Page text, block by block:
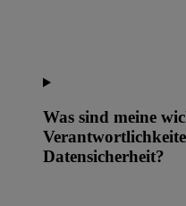
Was sind meine
Datensicherheit?